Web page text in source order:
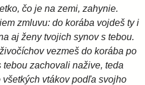
čo je na zemi, zahynie.
zmluvu: do korába vojdeš ty i
aj ženy tvojich synov s tebou.
vezmeš do korába po
tebou zachovali nažive, teda
všetkých vtákov podľa svojho